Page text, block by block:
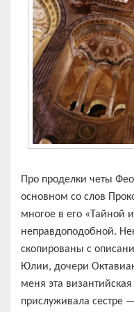
Про проделки четы
основном со слов
многое в его «Тайной
неправдоподобной.
скопированы с
Юлии, дочери
меня эта
прислуживала сестре